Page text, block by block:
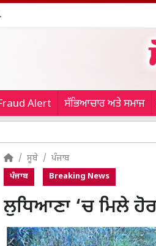
Alert ਸੱਭਿਆਚਾਰ ਅਤੇ ਸਮਾਜ
ਸੂਬੇ ਪੰਜਾਬ
ਪੰਜਾਬ Breaking News
ਲੁਧਿਆਣਾ ‘ਚ ਮਿਲੇ